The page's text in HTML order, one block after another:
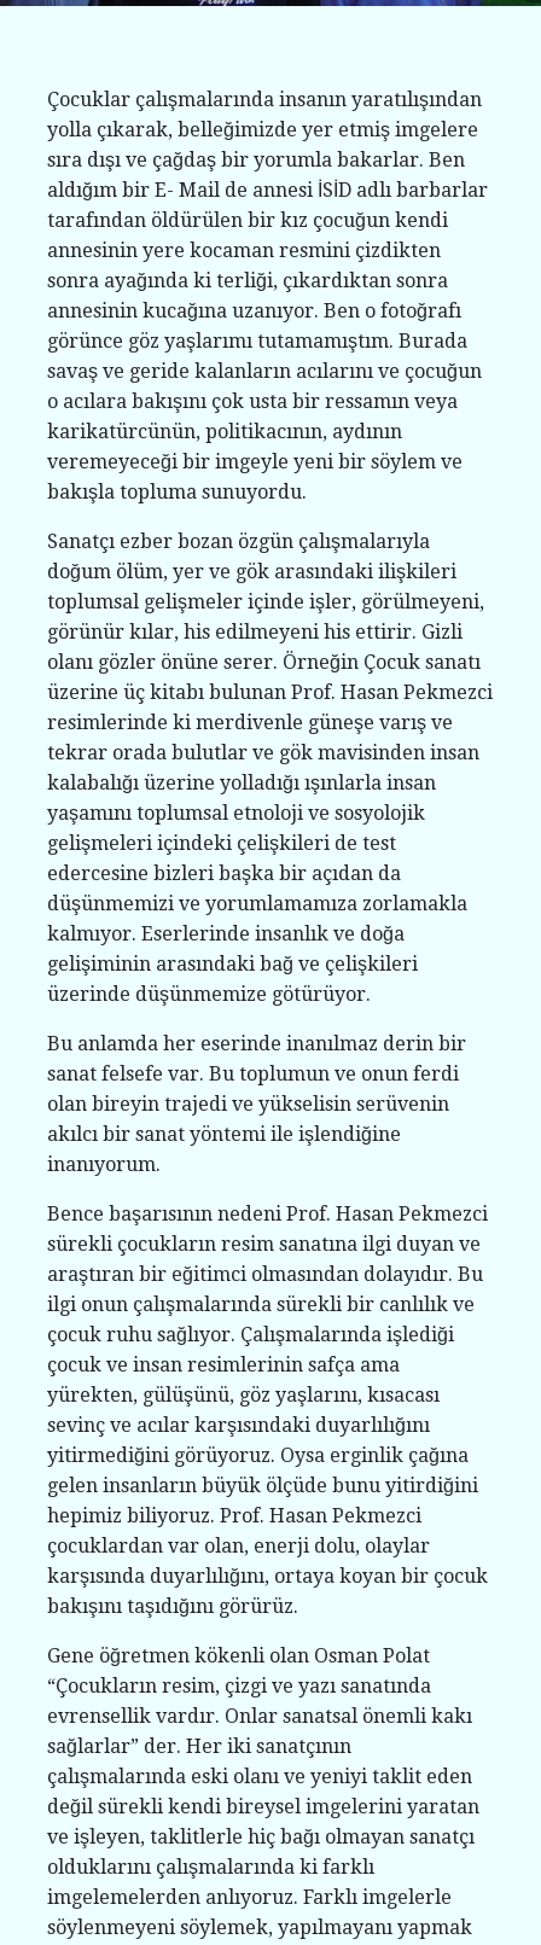
Çocuklar çalışmalarında insanın yaratılışından
yolla çıkarak, belleğimizde yer etmiş imgelere
sıra dışı ve çağdaş bir yorumla bakarlar. Ben
aldığım bir E- Mail de annesi İSİD adlı barbarlar
tarafından öldürülen bir kız çocuğun kendi
annesinin yere kocaman resmini çizdikten
sonra ayağında ki terliği, çıkardıktan sonra
annesinin kucağına uzanıyor. Ben o fotoğrafı
görünce göz yaşlarımı tutamamıştım. Burada
savaş ve geride kalanların acılarını ve çocuğun
o acılara bakışını çok usta bir ressamın veya
karikatürcünün, politikacının, aydının
veremeyeceği bir imgeyle yeni bir söylem ve
bakışla topluma sunuyordu.
Sanatçı ezber bozan özgün çalışmalarıyla
doğum ölüm, yer ve gök arasındaki ilişkileri
toplumsal gelişmeler içinde işler, görülmeyeni,
görünür kılar, his edilmeyeni his ettirir. Gizli
olanı gözler önüne serer. Örneğin Çocuk sanatı
üzerine üç kitabı bulunan Prof. Hasan Pekmezci
resimlerinde ki merdivenle güneşe varış ve
tekrar orada bulutlar ve gök mavisinden insan
kalabalığı üzerine yolladığı ışınlarla insan
yaşamını toplumsal etnoloji ve sosyolojik
gelişmeleri içindeki çelişkileri de test
edercesine bizleri başka bir açıdan da
düşünmemizi ve yorumlamamıza zorlamakla
kalmıyor. Eserlerinde insanlık ve doğa
gelişiminin arasındaki bağ ve çelişkileri
üzerinde düşünmemize götürüyor.
Bu anlamda her eserinde inanılmaz derin bir
sanat felsefe var. Bu toplumun ve onun ferdi
olan bireyin trajedi ve yükselisin serüvenin
akılcı bir sanat yöntemi ile işlendiğine
inanıyorum.
Bence başarısının nedeni Prof. Hasan Pekmezci
sürekli çocukların resim sanatına ilgi duyan ve
araştıran bir eğitimci olmasından dolayıdır. Bu
ilgi onun çalışmalarında sürekli bir canlılık ve
çocuk ruhu sağlıyor. Çalışmalarında işlediği
çocuk ve insan resimlerinin safça ama
yürekten, gülüşünü, göz yaşlarını, kısacası
sevinç ve acılar karşısındaki duyarlılığını
yitirmediğini görüyoruz. Oysa erginlik çağına
gelen insanların büyük ölçüde bunu yitirdiğini
hepimiz biliyoruz. Prof. Hasan Pekmezci
çocuklardan var olan, enerji dolu, olaylar
karşısında duyarlılığını, ortaya koyan bir çocuk
bakışını taşıdığını görürüz.
Gene öğretmen kökenli olan Osman Polat
“Çocukların resim, çizgi ve yazı sanatında
evrensellik vardır. Onlar sanatsal önemli kakı
sağlarlar” der. Her iki sanatçının
çalışmalarında eski olanı ve yeniyi taklit eden
değil sürekli kendi bireysel imgelerini yaratan
ve işleyen, taklitlerle hiç bağı olmayan sanatçı
olduklarını çalışmalarında ki farklı
imgelemelerden anlıyoruz. Farklı imgelerle
söylenmeyeni söylemek, yapılmayanı yapmak